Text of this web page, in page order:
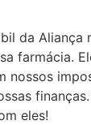
da Aliança
farmácia.
nossos
eles!